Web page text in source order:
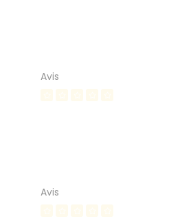
Avis
Avis